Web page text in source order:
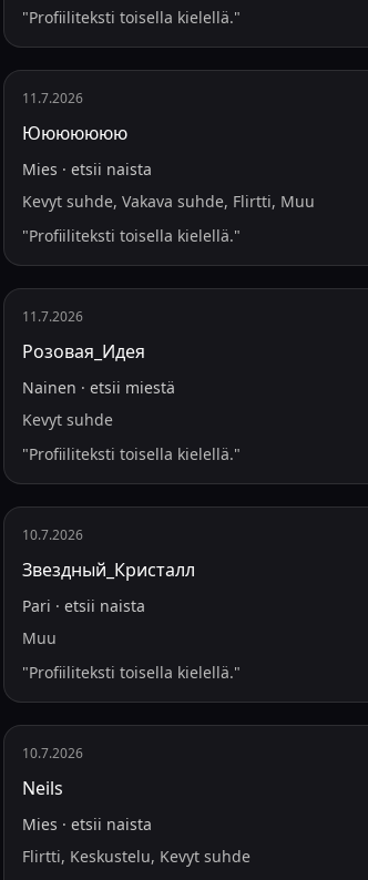
"Profiiliteksti toisella kielellä."
11.7.2026
Ююююююю
Mies · etsii naista
Kevyt suhde, Vakava suhde, Flirtti, Muu
"Profiiliteksti toisella kielellä."
11.7.2026
Розовая_Идея
Nainen · etsii miestä
Kevyt suhde
"Profiiliteksti toisella kielellä."
10.7.2026
Звездный_Кристалл
Pari · etsii naista
Muu
"Profiiliteksti toisella kielellä."
10.7.2026
Neils
Mies · etsii naista
Flirtti, Keskustelu, Kevyt suhde